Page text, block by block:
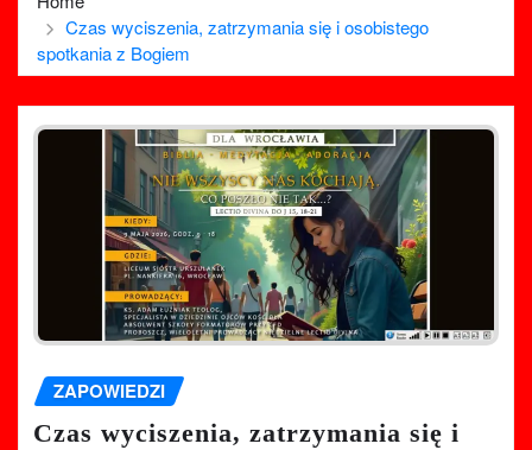
Czas wyciszenia, zatrzymania się i osobistego
spotkania z Bogiem
ZAPOWIEDZI
Czas wyciszenia, zatrzymania się i